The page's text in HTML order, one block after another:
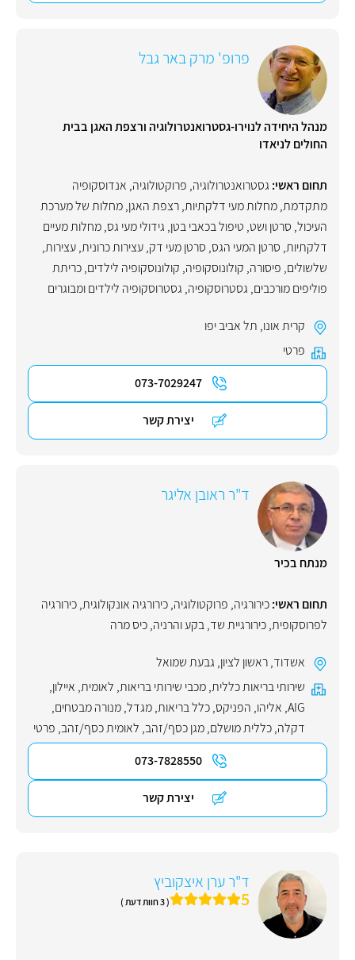
פרופ' מרק באר גבל
מנהל היחידה לנוירו-גסטרואנטרולוגיה ורצפת האגן בבית
החולים לניאדו
תחום ראשי: גסטרואנטרולוגיה, פרוקטולוגיה, אנדוסקופיה
מתקדמת,מחלות מעי דלקתיות,רצפת האגן,מחלות של מערכת
העיכול, סרטן ושט, טיפול בכאבי בטן, גידולי מעי גס,מחלות מעיים
דלקתיות, סרטן המעי הגס, סרטן מעי דק,עצירות כרונית,עצירות,
שלשולים, פיסורה, קולונוסקופיה, קולונוסקופיה לילדים,כריתת
פוליפים מורכבים, גסטרוסקופיה, גסטרוסקופיה לילדים ומבוגרים
קרית אונו, תל אביב יפו
פרטי
073-7029247
יצירת קשר
ד"ר ראובן אליגר
מנתח בכיר
תחום ראשי:כירורגיה, פרוקטולוגיה,כירורגיה אונקולוגית,כירורגיה
לפרוסקופית,כירורגיית שד,בקע והרניה,כיס מרה
אשדוד,ראשון לציון, גבעת שמואל
שירותי בריאות כללית,מכבי שירותי בריאות, לאומית, איילון,
AIG
, אליהו, הפניקס,כלל בריאות,מגדל,מנורה מבטחים,
דקלה,כללית מושלם,מגן כסף/זהב, לאומית כסף/זהב, פרטי
073-7828550
יצירת קשר
ד"ר ערן איצקוביץ
5 ( 3 חוות דעת )